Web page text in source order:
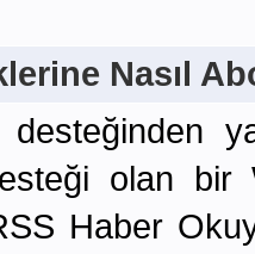
Nasıl
olan bir
Haber